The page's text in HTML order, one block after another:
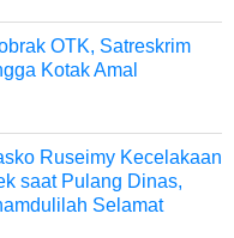
OTK, Satreskrim
Kotak Amal
Ruseimy Kecelakaan
saat Pulang Dinas,
Selamat